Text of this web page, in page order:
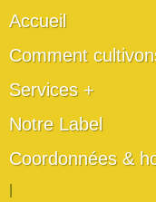
Accueil
Comment
Services +
Notre Label
Coordonnées &